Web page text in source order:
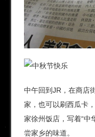
中午回到JR，在商店
家，也可以刷西瓜卡
家徐州饭店，写着“中
尝家乡的味道。